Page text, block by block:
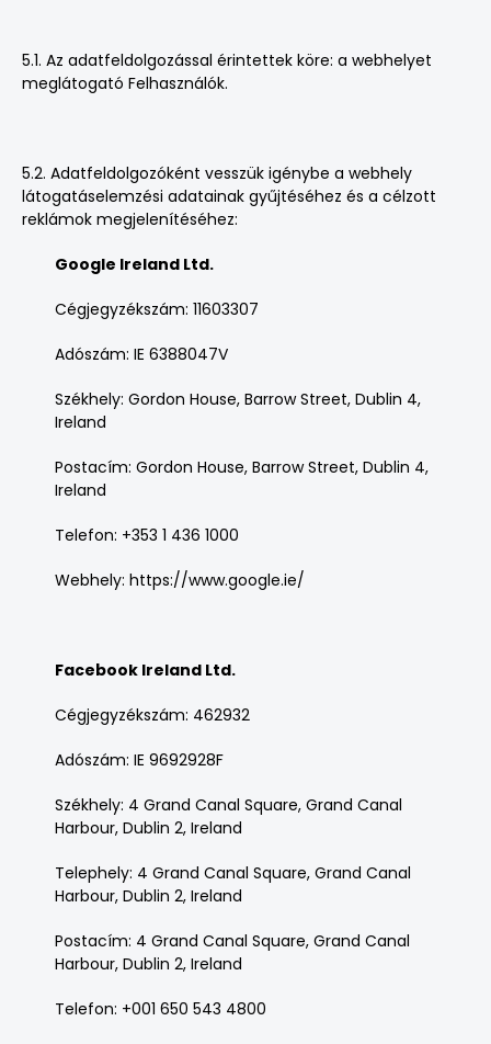
5.1. Az adatfeldolgozással érintettek köre: a webhelyet
meglátogató Felhasználók.
5.2. Adatfeldolgozóként vesszük igénybe a webhely
látogatáselemzési adatainak gyűjtéséhez és a célzott
reklámok megjelenítéséhez:
Google Ireland Ltd.
Cégjegyzékszám: 11603307
Adószám: IE 6388047V
Székhely: Gordon House, Barrow Street, Dublin 4,
Ireland
Postacím: Gordon House, Barrow Street, Dublin 4,
Ireland
Telefon: +353 1 436 1000
Webhely: https://www.google.ie/
Facebook Ireland Ltd.
Cégjegyzékszám: 462932
Adószám: IE 9692928F
Székhely: 4 Grand Canal Square, Grand Canal
Harbour, Dublin 2, Ireland
Telephely: 4 Grand Canal Square, Grand Canal
Harbour, Dublin 2, Ireland
Postacím: 4 Grand Canal Square, Grand Canal
Harbour, Dublin 2, Ireland
Telefon: +001 650 543 4800